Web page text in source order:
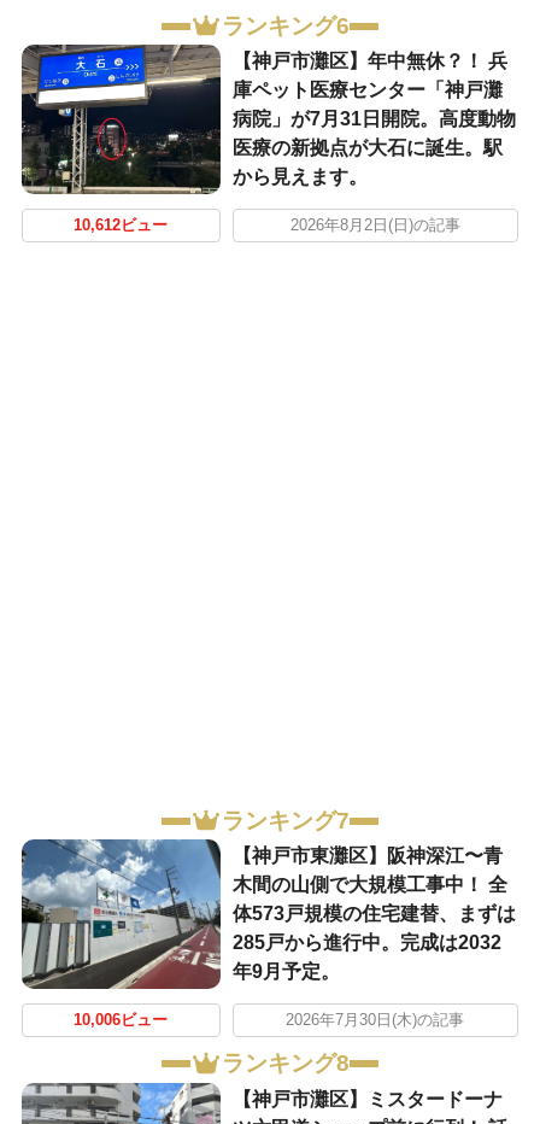
ランキング6
【神戸市灘区】年中無休？！ 兵
庫ペット医療センター「神戸灘
病院」が7月31日開院。高度動物
医療の新拠点が大石に誕生。駅
から見えます。
10,612ビュー 2026年8月2日(日)の記事
ランキング7
【神戸市東灘区】阪神深江〜青
木間の山側で大規模工事中！ 全
体573戸規模の住宅建替、まずは
285戸から進行中。完成は2032
年9月予定。
10,006ビュー 2026年7月30日(木)の記事
ランキング8
【神戸市灘区】ミスタードーナ